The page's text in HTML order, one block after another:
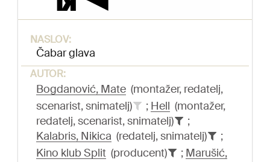
NASLOV:
Čabar glava
AUTOR:
Bogdanović, Mate (montažer, redatelj,
scenarist, snimatelj)
; Hell (montažer,
redatelj, scenarist, snimatelj)
;
Kalabris, Nikica (redatelj, snimatelj)
;
Kino klub Split (producent) ; Marušić,